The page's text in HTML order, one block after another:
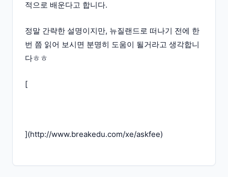
적으로 배운다고 합니다.
정말 간략한 설명이지만, 뉴질랜드로 떠나기 전에 한
번 쯤 읽어 보시면 분명히 도움이 될거라고 생각합니
다ㅎㅎ
[
](http://www.breakedu.com/xe/askfee)